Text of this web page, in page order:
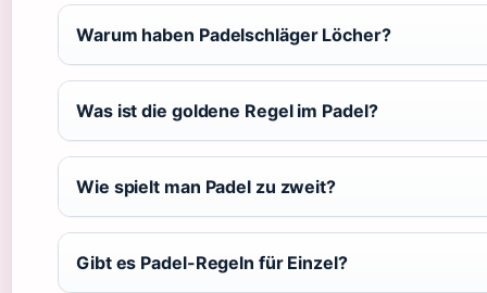
Warum haben Padelschläger Löcher?
Was ist die goldene Regel im Padel?
Wie spielt man Padel zu zweit?
Gibt es Padel-Regeln für Einzel?